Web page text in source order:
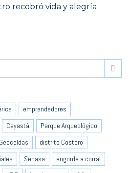
recobró vida y alegría
emprendedores
Cayastá
Parque Arqueológico
Geoceldas
distrito Costero
Senasa
engorde a corral